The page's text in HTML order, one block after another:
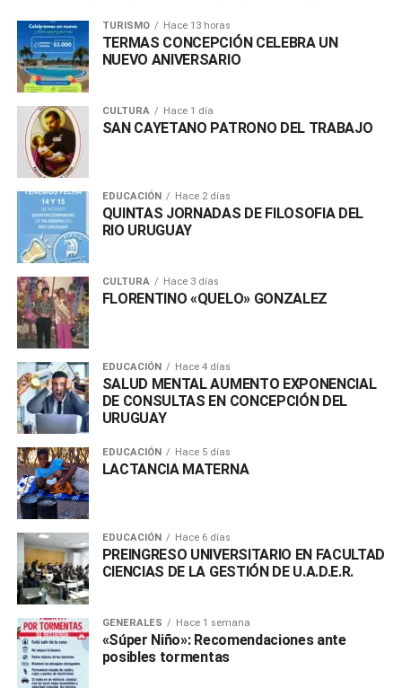
TURISMO Hace 13 horas
TERMAS CONCEPCIÓN CELEBRA UN
NUEVO ANIVERSARIO
CULTURA Hace 1 día
SAN CAYETANO PATRONO DEL TRABAJO
EDUCACIÓN Hace 2 días
QUINTAS JORNADAS DE FILOSOFIA DEL
RIO URUGUAY
CULTURA Hace 3 días
FLORENTINO «QUELO» GONZALEZ
EDUCACIÓN Hace 4 días
SALUD MENTAL AUMENTO EXPONENCIAL
DE CONSULTAS EN CONCEPCIÓN DEL
URUGUAY
EDUCACIÓN Hace 5 días
LACTANCIA MATERNA
EDUCACIÓN Hace 6 días
PREINGRESO UNIVERSITARIO EN FACULTAD
CIENCIAS DE LA GESTIÓN DE U.A.D.E.R.
GENERALES Hace 1 semana
«Súper Niño»: Recomendaciones ante
posibles tormentas